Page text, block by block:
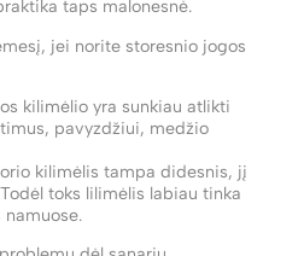
taps malonesnė.
jei norite storesnio jogos
kilimėlio yra sunkiau atlikti
pavyzdžiui, medžio
kilimėlis tampa didesnis, jį
toks lilimėlis labiau tinka